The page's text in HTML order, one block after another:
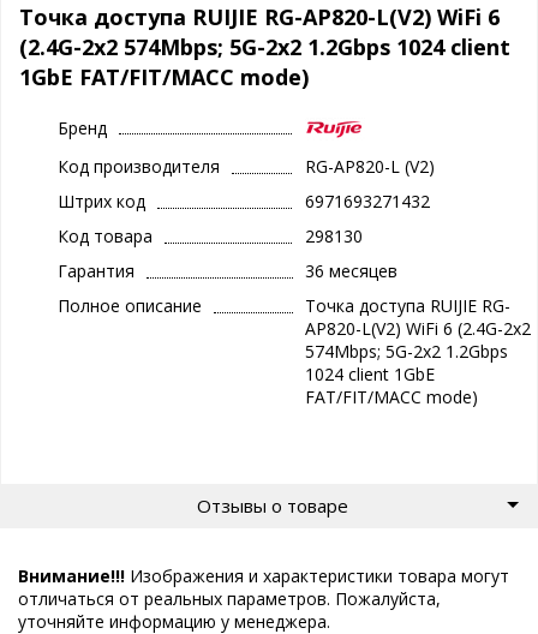
Точка доступа RUIJIE RG-AP820-L(V2) WiFi 6
(2.4G-2x2 574Mbps; 5G-2x2 1.2Gbps 1024 client
1GbE FAT/FIT/MACC mode)
Бренд
Код производителя
RG-AP820-L (V2)
Штрих код
6971693271432
Код товара
298130
Гарантия
36 месяцев
Полное описание
Точка доступа RUIJIE RG-
AP820-L(V2) WiFi 6 (2.4G-2x2
574Mbps; 5G-2x2 1.2Gbps
1024 client 1GbE
FAT/FIT/MACC mode)
Отзывы о товаре
Внимание!!! Изображения и характеристики товара могут
отличаться от реальных параметров. Пожалуйста,
уточняйте информацию у менеджера.